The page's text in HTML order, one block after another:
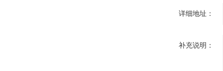
详细地址：
补充说明：